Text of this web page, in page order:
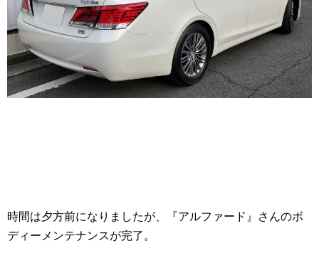
時間は夕方前になりましたが、『アルファード』さんのボ
ディーメンテナンスが完了。